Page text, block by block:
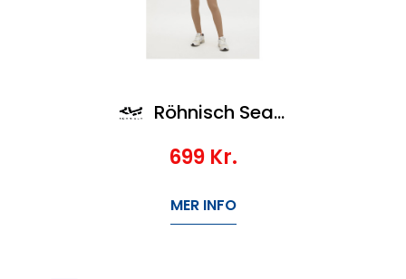
Röhnisch Seamless Rib Tights
699 Kr.
MER INFO